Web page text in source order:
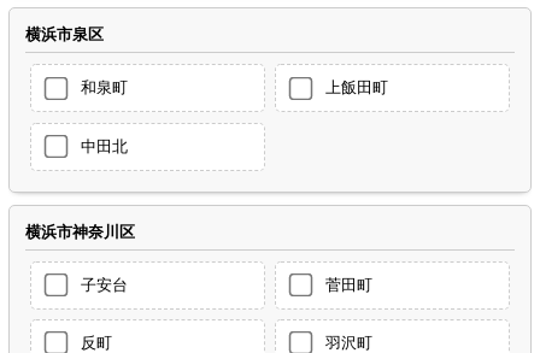
横浜市泉区
和泉町 上飯田町
中田北
横浜市神奈川区
子安台 菅田町
反町 羽沢町